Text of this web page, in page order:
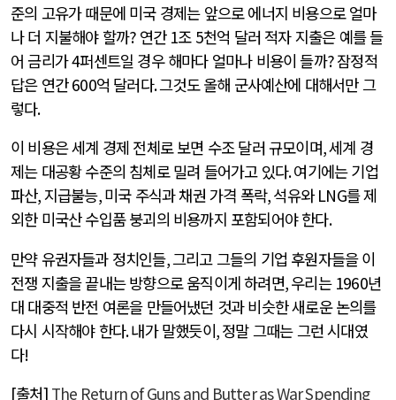
준의 고유가 때문에 미국 경제는 앞으로 에너지 비용으로 얼마
나 더 지불해야 할까? 연간 1조 5천억 달러 적자 지출은 예를 들
어 금리가4퍼센트일 경우 해마다 얼마나 비용이 들까?잠정적
답은 연간600억 달러다.그것도 올해 군사예산에 대해서만 그
렇다.
이 비용은 세계 경제 전체로 보면 수조 달러 규모이며,세계 경
제는 대공황 수준의 침체로 밀려 들어가고 있다.여기에는 기업
파산, 지급불능,미국 주식과 채권 가격 폭락,석유와LNG를 제
외한 미국산 수입품 붕괴의 비용까지 포함되어야 한다.
만약 유권자들과 정치인들,그리고 그들의 기업 후원자들을 이
전쟁 지출을 끝내는 방향으로 움직이게 하려면,우리는 1960년
대 대중적 반전 여론을 만들어냈던 것과 비슷한 새로운 논의를
다시 시작해야 한다.내가 말했듯이,정말 그때는 그런 시대였
다!
[출처] The Return of Guns and Butter as War Spending